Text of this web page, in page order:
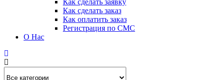
Как сделать заявку
Как сделать заказ
Как оплатить заказ
Регистрация по СМС
О Нас